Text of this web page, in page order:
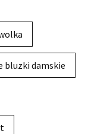
bluzki damskie